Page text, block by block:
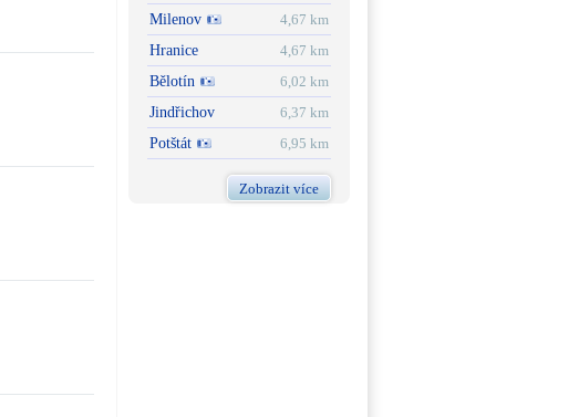
Milenov
4,67 km
Hranice
4,67 km
Bělotín
6,02 km
Jindřichov
6,37 km
Potštát
6,95 km
Zobrazit více